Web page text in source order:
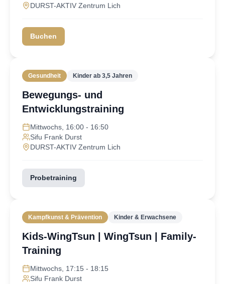
DURST-AKTIV Zentrum Lich
Buchen
Gesundheit Kinder ab 3,5 Jahren
Bewegungs- und
Entwicklungstraining
Mittwochs, 16:00 - 16:50
Sifu Frank Durst
DURST-AKTIV Zentrum Lich
Probetraining
Kampfkunst & Prävention Kinder & Erwachsene
Kids-WingTsun | WingTsun | Family-
Training
Mittwochs, 17:15 - 18:15
Sifu Frank Durst